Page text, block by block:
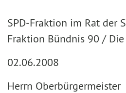
SPD-Fraktion im Rat
Fraktion Bündnis 90 /
02.06.2008
Herrn Oberbürgermeister